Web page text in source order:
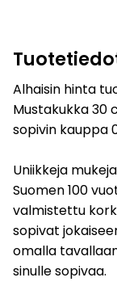
Alhaisin hinta
Mustakukka 30
sopivin kauppa
Uniikkeja
Suomen 100
valmistettu
sopivat
omalla
sinulle sopivaa.